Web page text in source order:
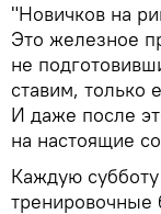
"Новичков на
Это железное
не
ставим, только
И даже после
на настоящие
Каждую
тренировочные